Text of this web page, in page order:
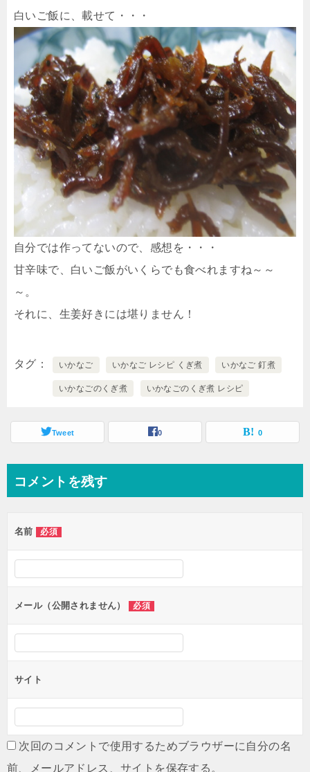
白いご飯に、載せて・・・
自分では作ってないので、感想を・・・
甘辛味で、白いご飯がいくらでも食べれますね～～
～。
それに、生姜好きには堪りません！
タグ いかなご いかなご レシピ くぎ煮 いかなご 釘煮
いかなごのくぎ煮 いかなごのくぎ煮 レシピ
Tweet 0 0
コメントを残す
名前 必須
メール（公開されません） 必須
サイト
次回のコメントで使用するためブラウザーに自分の名
前、メールアドレス、サイトを保存する。